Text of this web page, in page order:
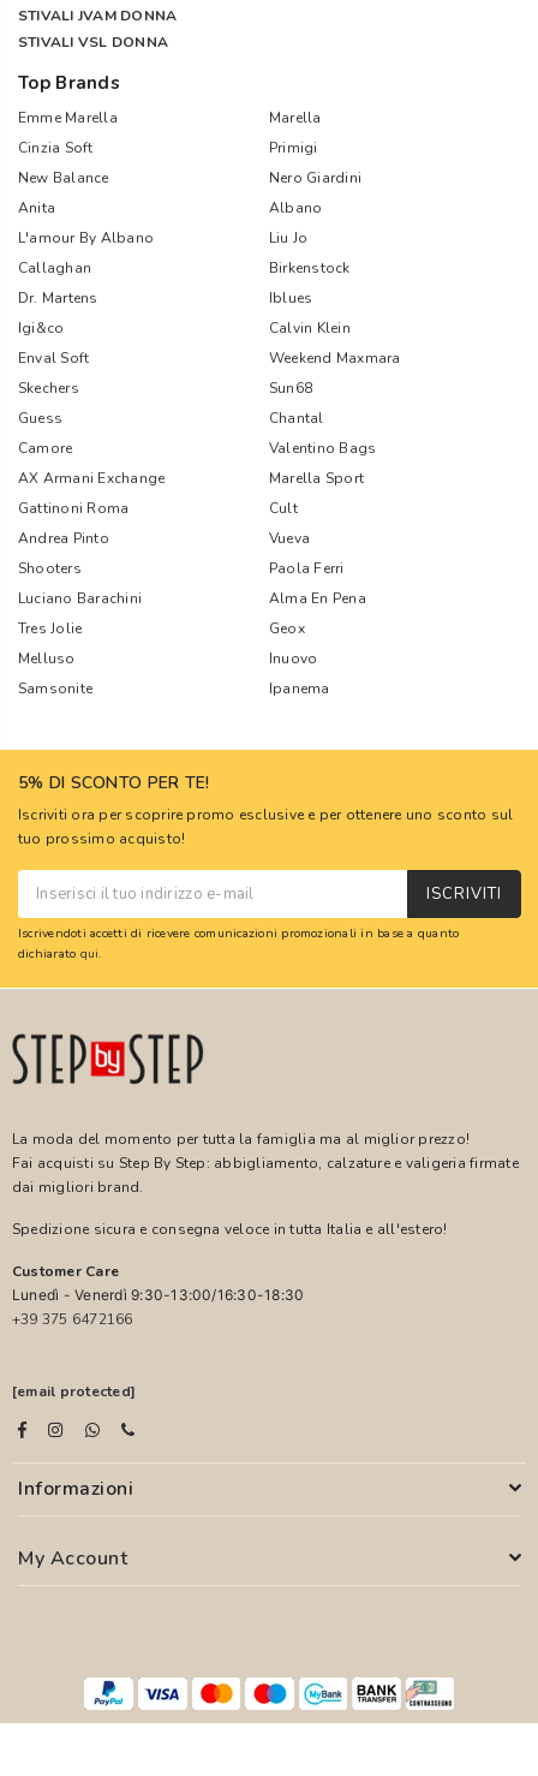
STIVALI JVAM DONNA
STIVALI VSL DONNA
Top Brands
Emme Marella
Marella
Cinzia Soft
Primigi
New Balance
Nero Giardini
Anita
Albano
L'amour By Albano
Liu Jo
Callaghan
Birkenstock
Dr. Martens
Iblues
Igi&co
Calvin Klein
Enval Soft
Weekend Maxmara
Skechers
Sun68
Guess
Chantal
Camore
Valentino Bags
AX Armani Exchange
Marella Sport
Gattinoni Roma
Cult
Andrea Pinto
Vueva
Shooters
Paola Ferri
Luciano Barachini
Alma En Pena
Tres Jolie
Geox
Melluso
Inuovo
Samsonite
Ipanema
5% DI SCONTO PER TE!
Iscriviti ora per scoprire promo esclusive e per ottenere uno sconto sul
tuo prossimo acquisto!
ISCRIVITI
Iscrivendoti accetti di ricevere comunicazioni promozionali in base a quanto
dichiarato qui.
La moda del momento per tutta la famiglia ma al miglior prezzo!
Fai acquisti su Step By Step: abbigliamento, calzature e valigeria firmate
dai migliori brand.
Spedizione sicura e consegna veloce in tutta Italia e all'estero!
Customer Care
Lunedì - Venerdì 9:30-13:00/16:30-18:30
+39 375 6472166
[email protected]
Informazioni
My Account